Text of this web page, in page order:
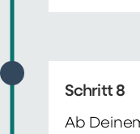
Schritt 8
Ab